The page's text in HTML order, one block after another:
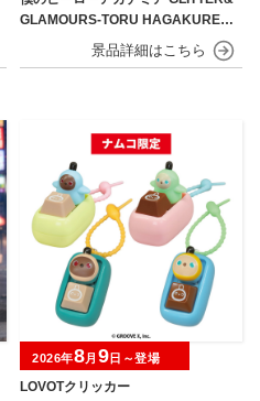
GLAMOURS-TORU HAGAKURE＆
MINA ASHIDO-
LOVOTクリッカー
2026年8月 9日～登場